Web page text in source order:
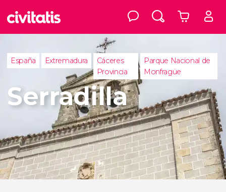
España Extremadura
Cáceres
Provincia
Parque Nacional de
Monfragüe
Serradilla